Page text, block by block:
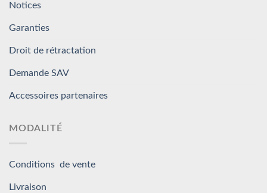
Notices
Garanties
Droit de rétractation
Demande SAV
Accessoires partenaires
MODALITÉ
Conditions de vente
Livraison